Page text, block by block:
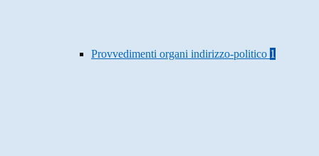
Provvedimenti organi indirizzo-politico 1